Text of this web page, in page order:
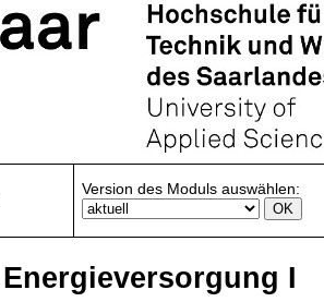
Version des Moduls auswählen:
I